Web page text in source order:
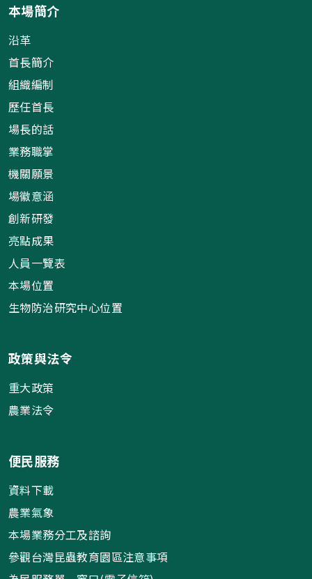
本場簡介
沿革
首長簡介
組織編制
歷任首長
場長的話
業務職掌
機關願景
場徽意涵
創新研發
亮點成果
人員一覽表
本場位置
生物防治研究中心位置
政策與法令
重大政策
農業法令
便民服務
資料下載
農業氣象
本場業務分工及諮詢
參觀台灣昆蟲教育園區注意事項